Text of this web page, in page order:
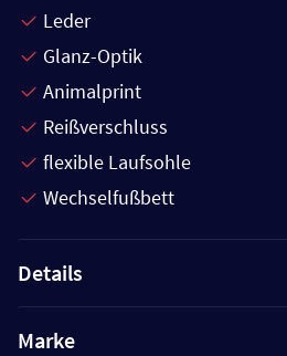
Leder
Glanz-Optik
Animalprint
Reißverschluss
flexible Laufsohle
Wechselfußbett
Details
Marke